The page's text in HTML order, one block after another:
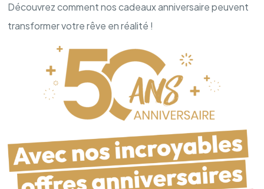
Découvrez comment nos cadeaux anniversaire peuvent
transformer votre rêve en réalité !